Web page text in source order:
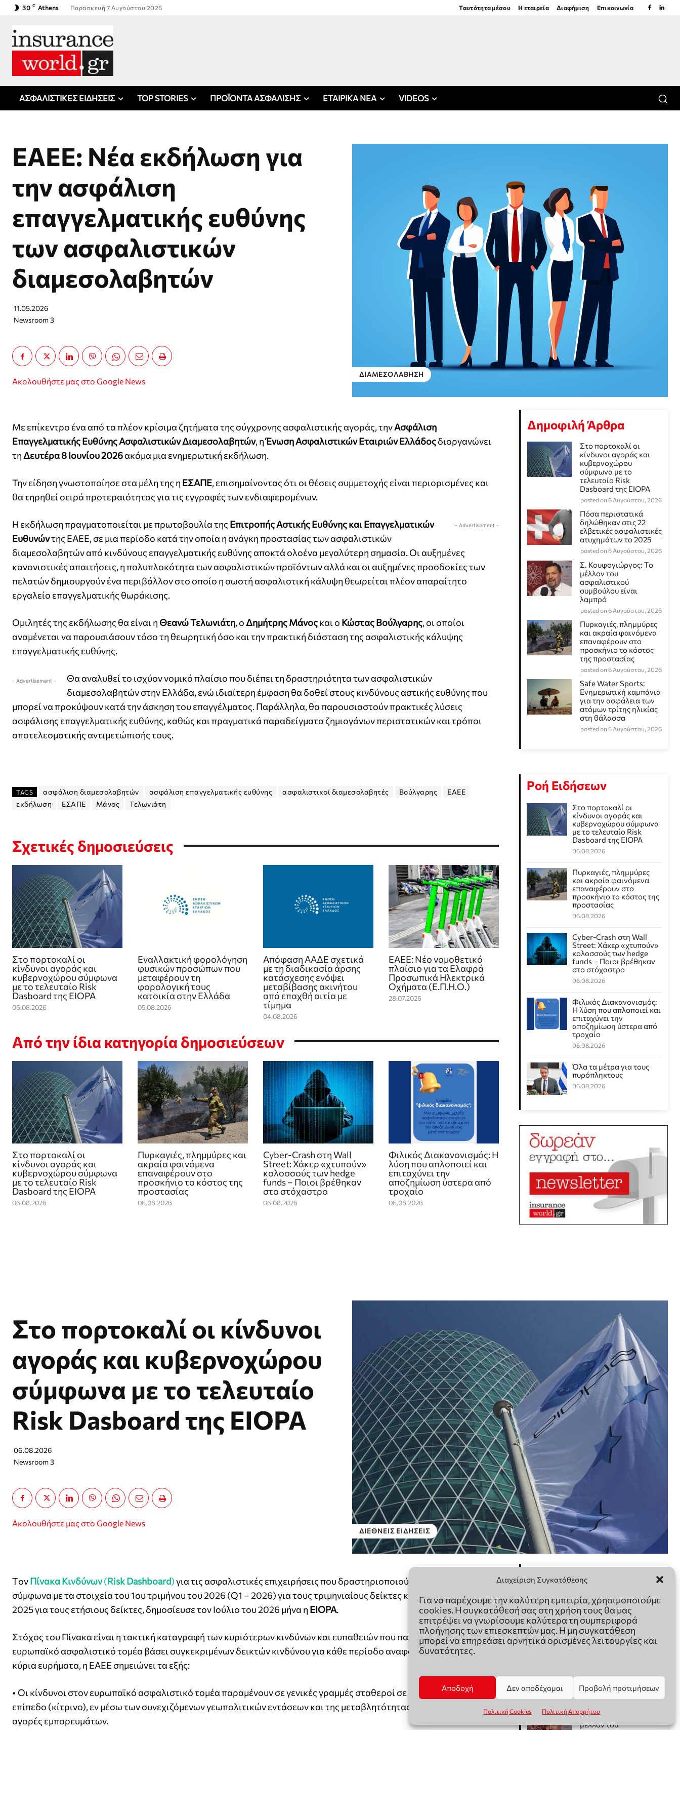
Διαχείριση Συγκατάθεσης
Για να παρέχουμε την καλύτερη εμπειρία, χρησιμοποιούμε
cookies. Η συγκατάθεσή σας στη χρήση τους θα μας
επιτρέψει να γνωρίσουμε καλύτερα τη συμπεριφορά
πλοήγησης των επιεσκεπτών μας. Η μη συγκατάθεση
μπορεί να επηρεάσει αρνητικά ορισμένες λειτουργίες και
δυνατότητες.
Αποδοχή Δεν αποδέχομαι Προβολή προτιμήσεων
Πολιτική Cookies Πολιτική Απορρήτου
30 C Athens Παρασκευή 7 Αυγούστου 2026 Ταυτότητα μέσου Η εταιρεία Διαφήμιση Επικοινωνία
ΑΣΦΑΛΙΣΤΙΚΕΣ ΕΙΔΗΣΕΙΣ TOP STORIES ΠΡΟΪΟΝΤΑ ΑΣΦΑΛΙΣΗΣ ΕΤΑΙΡΙΚΑ ΝΕΑ VIDEOS
ΕΑΕΕ: Νέα εκδήλωση για
την ασφάλιση
επαγγελματικής ευθύνης
των ασφαλιστικών
διαμεσολαβητών
11.05.2026
Newsroom 3
Ακολουθήστε μας στο Google News
ΔΙΑΜΕΣΟΛΆΒΗΣΗ
Με επίκεντρο ένα από τα πλέον κρίσιμα ζητήματα της σύγχρονης ασφαλιστικής αγοράς, τηνΑσφάλιση
Επαγγελματικής Ευθύνης Ασφαλιστικών Διαμεσολαβητών, ηΈνωση Ασφαλιστικών Εταιριών Ελλάδοςδιοργανώνει
τη Δευτέρα 8 Ιουνίου 2026ακόμα μια ενημερωτική εκδήλωση.
Την είδηση γνωστοποίησε στα μέλη της η ΕΣΑΠΕ, επισημαίνοντας ότι οι θέσεις συμμετοχής είναι περιορισμένες και
θα τηρηθεί σειρά προτεραιότητας για τις εγγραφές των ενδιαφερομένων.
- Advertisement -
Η εκδήλωση πραγματοποιείται με πρωτοβουλία της Επιτροπής Αστικής Ευθύνης και Επαγγελματικών
Ευθυνώντης ΕΑΕΕ, σε μια περίοδο κατά την οποία η ανάγκη προστασίας των ασφαλιστικών
διαμεσολαβητών από κινδύνους επαγγελματικής ευθύνης αποκτά ολοένα μεγαλύτερη σημασία. Οι αυξημένες
κανονιστικές απαιτήσεις, η πολυπλοκότητα των ασφαλιστικών προϊόντων αλλά και οι αυξημένες προσδοκίες των
πελατών δημιουργούν ένα περιβάλλον στο οποίο η σωστή ασφαλιστική κάλυψη θεωρείται πλέον απαραίτητο
εργαλείο επαγγελματικής θωράκισης.
Ομιλητές της εκδήλωσης θα είναι η Θεανώ Τελωνιάτη, ο Δημήτρης Μάνοςκαι ο Κώστας Βούλγαρης, οι οποίοι
αναμένεται να παρουσιάσουν τόσο τη θεωρητική όσο και την πρακτική διάσταση της ασφαλιστικής κάλυψης
επαγγελματικής ευθύνης.
- Advertisement -
Θα αναλυθεί το ισχύον νομικό πλαίσιο που διέπει τη δραστηριότητα των ασφαλιστικών
διαμεσολαβητών στην Ελλάδα, ενώ ιδιαίτερη έμφαση θα δοθεί στους κινδύνους αστικής ευθύνης που
μπορεί να προκύψουν κατά την άσκηση του επαγγέλματος. Παράλληλα, θα παρουσιαστούν πρακτικές λύσεις
ασφάλισης επαγγελματικής ευθύνης, καθώς και πραγματικά παραδείγματα ζημιογόνων περιστατικών και τρόποι
αποτελεσματικής αντιμετώπισής τους.
TAGS ασφάλιση διαμεσολαβητών ασφάλιση επαγγελματικής ευθύνης ασφαλιστικοί διαμεσολαβητές Βούλγαρης
ΕΑΕΕ
εκδήλωση
ΕΣΑΠΕ Μάνος Τελωνιάτη
Σχετικές δημοσιεύσεις
Στο πορτοκαλί οι
κίνδυνοι αγοράς και
κυβερνοχώρου σύμφωνα
με το τελευταίο Risk
Dasboard της EIOPA
06.08.2026
Εναλλακτική φορολόγηση
φυσικών προσώπων που
μεταφέρουν τη
φορολογική τους
κατοικία στην Ελλάδα
05.08.2026
Απόφαση ΑΑΔΕ σχετικά
με τη διαδικασία άρσης
κατάσχεσης ενόψει
μεταβίβασης ακινήτου
από επαχθή αιτία με
τίμημα
04.08.2026
ΕΑΕΕ: Νέο νομοθετικό
πλαίσιο για τα Ελαφρά
Προσωπικά Ηλεκτρικά
Οχήματα (Ε.Π.Η.Ο.)
28.07.2026
Από την ίδια κατηγορία δημοσιεύσεων
Στο πορτοκαλί οι
κίνδυνοι αγοράς και
κυβερνοχώρου σύμφωνα
με το τελευταίο Risk
Dasboard της EIOPA
06.08.2026
Πυρκαγιές, πλημμύρες και
ακραία φαινόμενα
επαναφέρουν στο
προσκήνιο το κόστος της
προστασίας
06.08.2026
Cyber-Crash στη Wall
Street: Χάκερ «χτυπούν»
κολοσσούς των hedge
funds – Ποιοι βρέθηκαν
στο στόχαστρο
06.08.2026
Φιλικός Διακανονισμός: Η
λύση που απλοποιεί και
επιταχύνει την
αποζημίωση ύστερα από
τροχαίο
06.08.2026
Δημοφιλή Άρθρα
Στο πορτοκαλί οι
κίνδυνοι αγοράς και
κυβερνοχώρου
σύμφωνα με το
τελευταίο Risk
Dasboard της EIOPA
posted on 6 Αυγούστου, 2026
Πόσα περιστατικά
δηλώθηκαν στις 22
ελβετικές ασφαλιστικές
ατυχημάτων το 2025
posted on 6 Αυγούστου, 2026
Σ. Κουφογιώργος: To
μέλλον του
ασφαλιστικού
συμβούλου είναι
λαμπρό
posted on 6 Αυγούστου, 2026
Πυρκαγιές, πλημμύρες
και ακραία φαινόμενα
επαναφέρουν στο
προσκήνιο το κόστος
της προστασίας
posted on 6 Αυγούστου, 2026
Safe Water Sports:
Eνημερωτική καμπάνια
για την ασφάλεια των
ατόμων τρίτης ηλικίας
στη θάλασσα
posted on 6 Αυγούστου, 2026
Ροή Ειδήσεων
Στο πορτοκαλί οι
κίνδυνοι αγοράς και
κυβερνοχώρου σύμφωνα
με το τελευταίο Risk
Dasboard της EIOPA
06.08.2026
Πυρκαγιές, πλημμύρες
και ακραία φαινόμενα
επαναφέρουν στο
προσκήνιο το κόστος της
προστασίας
06.08.2026
Cyber-Crash στη Wall
Street: Χάκερ «χτυπούν»
κολοσσούς των hedge
funds – Ποιοι βρέθηκαν
στο στόχαστρο
06.08.2026
Φιλικός Διακανονισμός:
Η λύση που απλοποιεί και
επιταχύνει την
αποζημίωση ύστερα από
τροχαίο
06.08.2026
Όλα τα μέτρα για τους
πυρόπληκτους
06.08.2026